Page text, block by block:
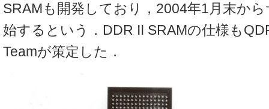
SRAMも開発しており，2004年1月末か
始するという．DDR II SRAMの仕様も
Teamが策定した．